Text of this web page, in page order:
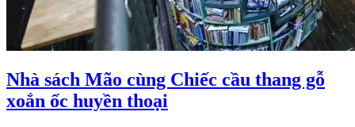
Nhà sách Mão cùng Chiếc cầu thang gỗ
xoắn ốc huyền thoại